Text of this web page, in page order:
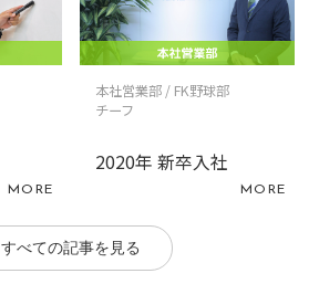
MORE
本社営業部 / FK野球部
チーフ
2020年 新卒入社
MORE
すべての記事を見る